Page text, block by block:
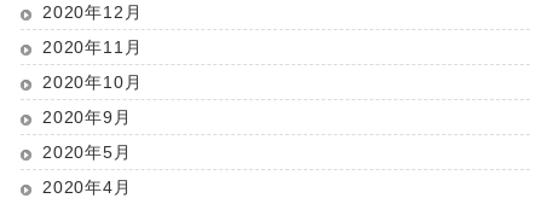
2020年12月
2020年11月
2020年10月
2020年9月
2020年5月
2020年4月